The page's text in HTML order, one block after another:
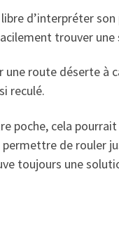
libre d’interpréter
trouver
route déserte
reculé.
poche, cela
de rouler
toujours une